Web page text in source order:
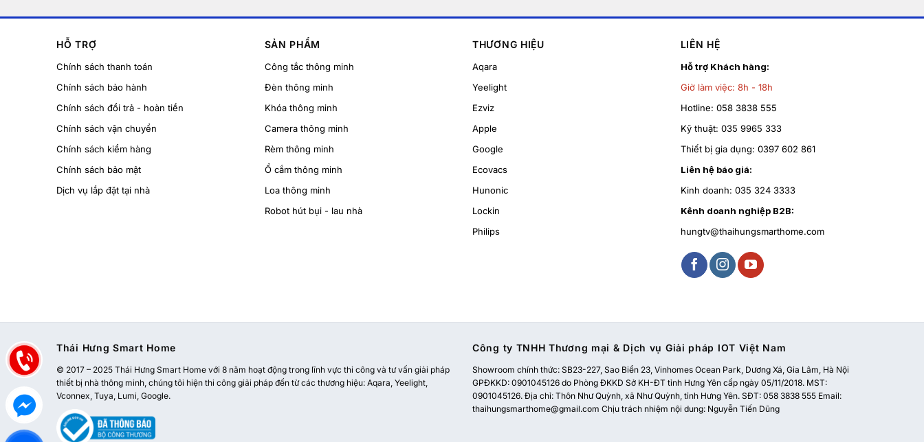
HỖ TRỢ
Chính sách thanh toán
Chính sách bảo hành
Chính sách đổi trả - hoàn tiền
Chính sách vận chuyển
Chính sách kiểm hàng
Chính sách bảo mật
Dịch vụ lắp đặt tại nhà
SẢN PHẨM
Công tắc thông minh
Đèn thông minh
Khóa thông minh
Camera thông minh
Rèm thông minh
Ổ cắm thông minh
Loa thông minh
Robot hút bụi - lau nhà
THƯƠNG HIỆU
Aqara
Yeelight
Ezviz
Apple
Google
Ecovacs
Hunonic
Lockin
Philips
LIÊN HỆ
Hỗ trợ Khách hàng:
Giờ làm việc: 8h - 18h
Hotline: 058 3838 555
Kỹ thuật: 035 9965 333
Thiết bị gia dụng: 0397 602 861
Liên hệ báo giá:
Kinh doanh: 035 324 3333
Kênh doanh nghiệp B2B:
hungtv@thaihungsmarthome.com
Thái Hưng Smart Home
© 2017 – 2025 Thái Hưng Smart Home với 8 năm hoạt động trong lĩnh vực thi công và tư vấn giải pháp
thiết bị nhà thông minh, chúng tôi hiện thi công giải pháp đến từ các thương hiệu: Aqara, Yeelight,
Vconnex, Tuya, Lumi, Google.
Công ty TNHH Thương mại & Dịch vụ Giải pháp IOT Việt Nam
Showroom chính thức: SB23-227, Sao Biển 23, Vinhomes Ocean Park, Dương Xá, Gia Lâm, Hà Nội
GPĐKKD: 0901045126 do Phòng ĐKKD Sở KH-ĐT tỉnh Hưng Yên cấp ngày 05/11/2018. MST:
0901045126. Địa chỉ: Thôn Như Quỳnh, xã Như Quỳnh, tỉnh Hưng Yên. SĐT: 058 3838 555 Email:
thaihungsmarthome@gmail.com Chịu trách nhiệm nội dung: Nguyễn Tiến Dũng